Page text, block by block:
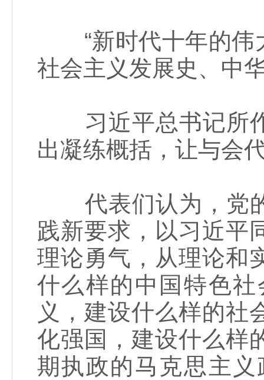
“新时代十年的伟
社会主义发展史、中
习近平总书记所作
出凝练概括，让与会
代表们认为，党的
践新要求，以习近平
理论勇气，从理论和
什么样的中国特色
义，建设什么样的社
化强国，建设什么样
期执政的马克思主